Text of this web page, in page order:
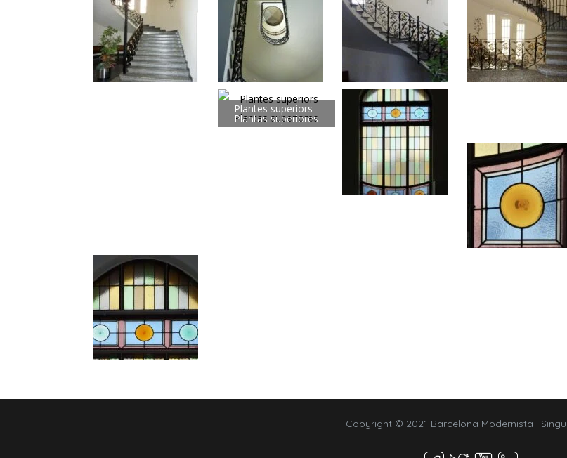
Plantes superiors -
Plantas superiores
Copyright © 2021 Barcelona Modernista i